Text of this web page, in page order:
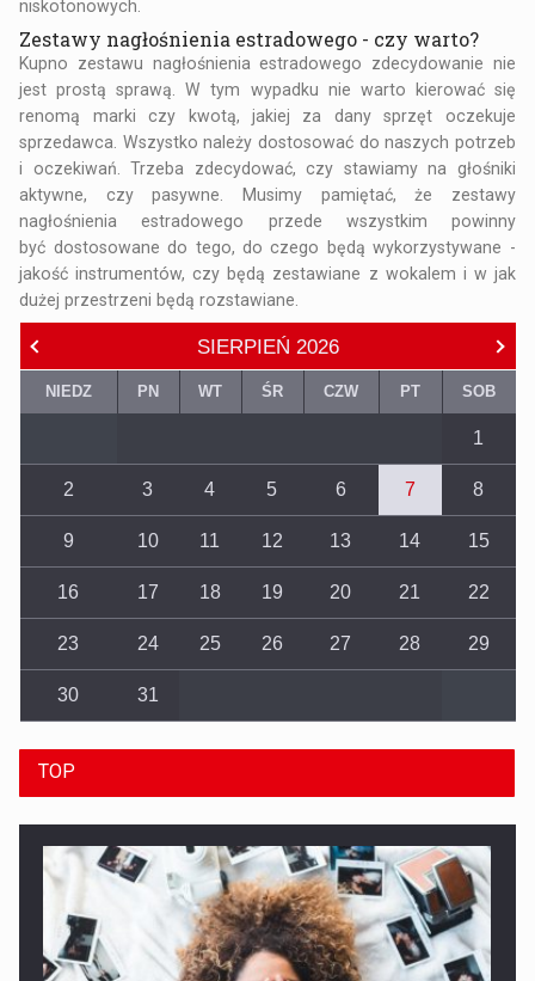
niskotonowych.
Zestawy nagłośnienia estradowego - czy warto?
Kupno zestawu nagłośnienia estradowego zdecydowanie nie
jest prostą sprawą. W tym wypadku nie warto kierować się
renomą marki czy kwotą, jakiej za dany sprzęt oczekuje
sprzedawca. Wszystko należy dostosować do naszych potrzeb
i oczekiwań. Trzeba zdecydować, czy stawiamy na głośniki
aktywne, czy pasywne. Musimy pamiętać, że zestawy
nagłośnienia estradowego przede wszystkim powinny
być dostosowane do tego, do czego będą wykorzystywane -
jakość instrumentów, czy będą zestawiane z wokalem i w jak
dużej przestrzeni będą rozstawiane.
SIERPIEŃ 2026
NIEDZ PN WT ŚR CZW PT SOB
1
2 3 4 5 6 7 8
9 10 11 12 13 14 15
16 17 18 19 20 21 22
23 24 25 26 27 28 29
30 31
TOP